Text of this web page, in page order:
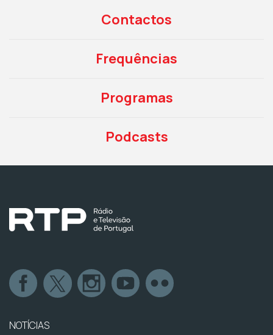
Contactos
Frequências
Programas
Podcasts
NOTÍCIAS